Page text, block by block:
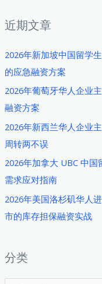
近期文章
2026年新加坡中国留学
的应急融资方案
2026年葡萄牙华人企业
融资方案
2026年新西兰华人企业
周转两不误
2026年加拿大 UBC 中
需求应对指南
2026年美国洛杉矶华人
市的库存担保融资实战
分类